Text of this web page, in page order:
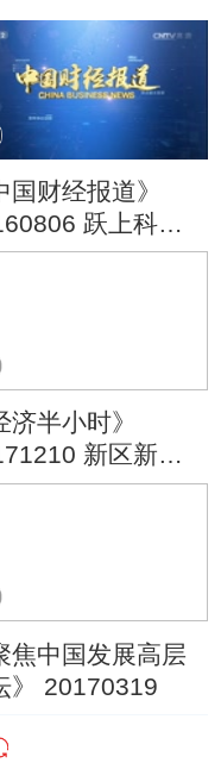
国财经报道》
跃上科技
点
济半小时》
新区新坐
写中国智慧的两
焦中国发展高层
》 20170319